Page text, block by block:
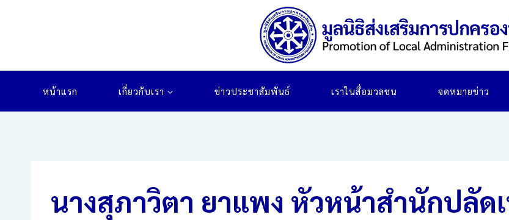
หน้าแรก เกี่ยวกับเรา ข่าวประชาสัมพันธ์ เราในสื่อมวลชน จดหมายข่าว
นางสุภาวิตา ยาแพง หัวหน้าสำนักปลัด